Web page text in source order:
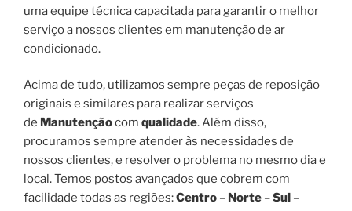
uma equipe técnica capacitada para garantir o melhor
serviço a nossos clientes em manutenção de ar
condicionado.
Acima de tudo, utilizamos sempre peças de reposição
originais e similares para realizar serviços
de Manutençãocom qualidade. Além disso,
procuramos sempre atender às necessidades de
nossos clientes, e resolver o problema no mesmo dia e
local. Temos postos avançados que cobrem com
facilidade todas as regiões:Centro – Norte –Sul –